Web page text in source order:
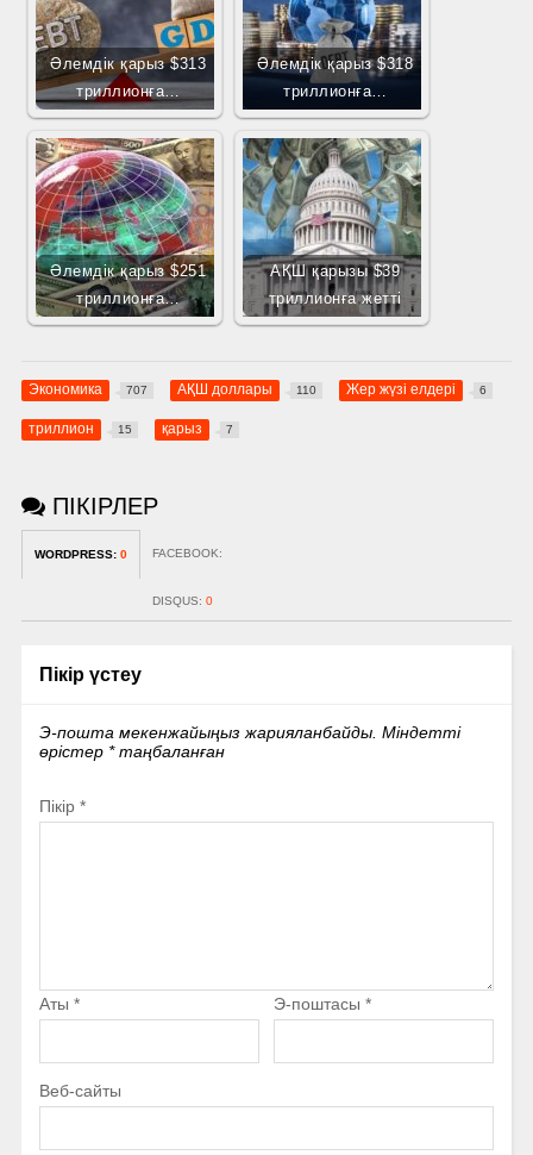
Әлемдік қарыз $313
триллионға…
Әлемдік қарыз $318
триллионға…
Әлемдік қарыз $251
триллионға…
АҚШ қарызы $39
триллионға жетті
Экономика 707 АҚШ доллары 110 Жер жүзі елдері 6
триллион 15 қарыз 7
ПІКІРЛЕР
WORDPRESS: 0 FACEBOOK:
DISQUS: 0
Пікір үстеу
Э-пошта мекенжайыңыз жарияланбайды. Міндетті
өрістер *таңбаланған
Пікір *
Аты * Э-поштасы *
Веб-сайты